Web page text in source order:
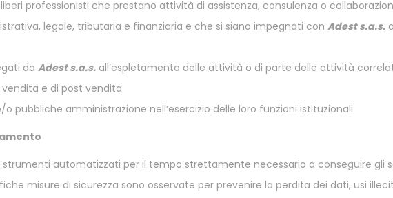
professionisti che prestano attività di assistenza, consulenza o
legale, tributaria e finanziaria e che si siano impegnati con Adest s.a.s.
da Adest s.a.s. all’espletamento delle attività o di parte delle attività
vendita e di post vendita
pubbliche amministrazione nell’esercizio delle loro funzioni istituzionali
automatizzati per il tempo strettamente necessario a conseguire gli
misure di sicurezza sono osservate per prevenire la perdita dei dati, usi